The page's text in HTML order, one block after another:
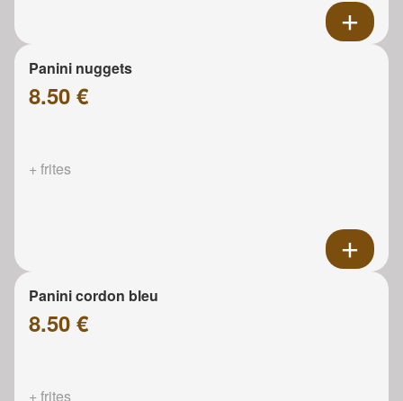
Panini nuggets
8.50 €
+ frites
Panini cordon bleu
8.50 €
+ frites